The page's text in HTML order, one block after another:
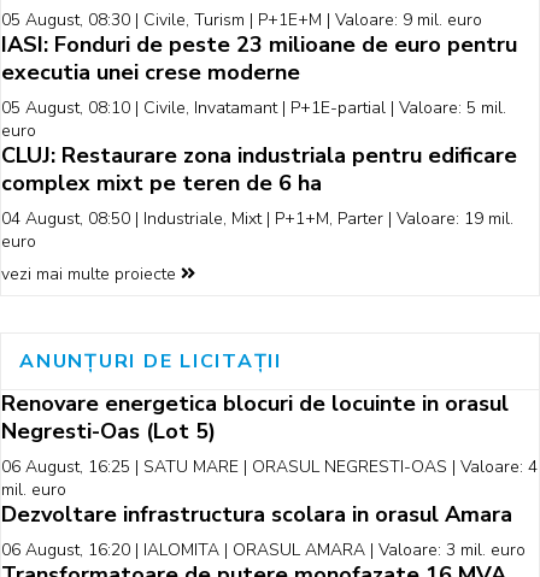
05 August, 08:30 | Civile, Turism | P+1E+M | Valoare: 9 mil. euro
IASI: Fonduri de peste 23 milioane de euro pentru
executia unei crese moderne
05 August, 08:10 | Civile, Invatamant | P+1E-partial | Valoare: 5 mil.
euro
CLUJ: Restaurare zona industriala pentru edificare
complex mixt pe teren de 6 ha
04 August, 08:50 | Industriale, Mixt | P+1+M, Parter | Valoare: 19 mil.
euro
vezi mai multe proiecte
ANUNȚURI DE LICITAȚII
Renovare energetica blocuri de locuinte in orasul
Negresti-Oas (Lot 5)
06 August, 16:25 | SATU MARE | ORASUL NEGRESTI-OAS | Valoare: 4
mil. euro
Dezvoltare infrastructura scolara in orasul Amara
06 August, 16:20 | IALOMITA | ORASUL AMARA | Valoare: 3 mil. euro